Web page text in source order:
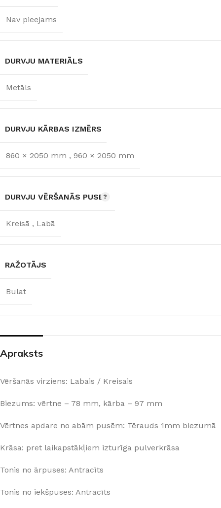
Nav pieejams
DURVJU MATERIĀLS
Metāls
DURVJU KĀRBAS IZMĒRS
860 × 2050 mm , 960 × 2050 mm
DURVJU VĒRŠANĀS PUSE
Kreisā , Labā
RAŽOTĀJS
Bulat
Apraksts
Vēršanās virziens: Labais / Kreisais
Biezums: vērtne – 78 mm, kārba – 97 mm
Vērtnes apdare no abām pusēm: Tērauds 1mm biezumā
Krāsa: pret laikapstākļiem izturīga pulverkrāsa
Tonis no ārpuses: Antracīts
Tonis no iekšpuses: Antracīts